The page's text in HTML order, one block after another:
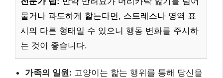
물거나 과도하게 핥는다면, 스트레스나 영역 표
시의 다른 형태일 수 있으니 행동 변화를 주시하
는 것이 좋습니다.
가족의 일원: 고양이는 핥는 행위를 통해 당신을